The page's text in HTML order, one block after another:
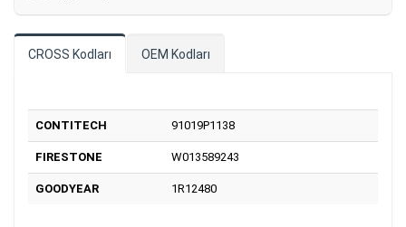
CROSS Kodları OEM Kodları
CONTITECH 91019P1138
FIRESTONE W013589243
GOODYEAR 1R12480